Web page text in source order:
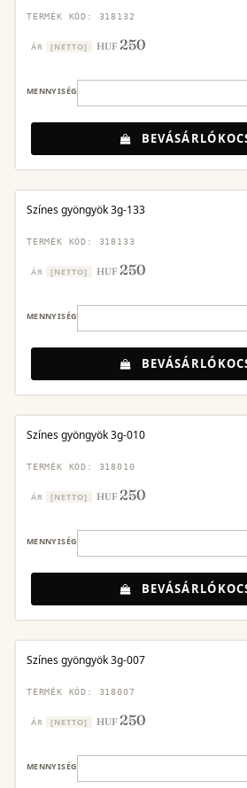
TERMÉK KÓD: 318132
ÁR [NETTO] HUF250
MENNYISÉG
Színes gyöngyök 3g-133
TERMÉK KÓD: 318133
ÁR [NETTO] HUF250
MENNYISÉG
Színes gyöngyök 3g-010
TERMÉK KÓD: 318010
ÁR [NETTO] HUF250
MENNYISÉG
Színes gyöngyök 3g-007
TERMÉK KÓD: 318007
ÁR [NETTO] HUF250
MENNYISÉG